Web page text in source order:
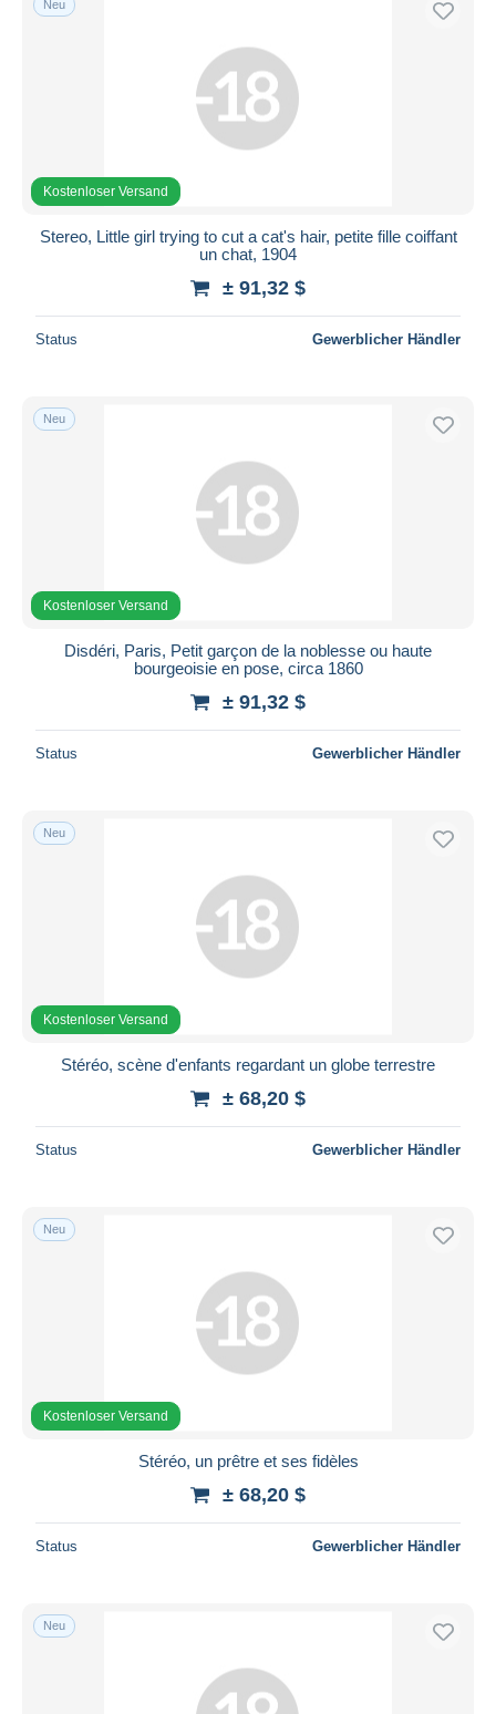
Neu
Kostenloser Versand
Stereo, Little girl trying to cut a cat's hair, petite fille coiffant
un chat, 1904
± 91,32 $
Status Gewerblicher Händler
Neu
Kostenloser Versand
Disdéri, Paris, Petit garçon de la noblesse ou haute
bourgeoisie en pose, circa 1860
± 91,32 $
Status Gewerblicher Händler
Neu
Kostenloser Versand
Stéréo, scène d'enfants regardant un globe terrestre
± 68,20 $
Status Gewerblicher Händler
Neu
Kostenloser Versand
Stéréo, un prêtre et ses fidèles
± 68,20 $
Status Gewerblicher Händler
Neu